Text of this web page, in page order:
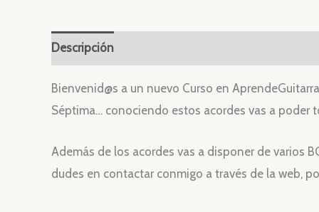
Descripción
Bienvenid@s a un nuevo Curso en
Séptima… conociendo estos acordes vas a poder
Además de los acordes vas a disponer de varios
dudes en contactar conmigo a través de la web,